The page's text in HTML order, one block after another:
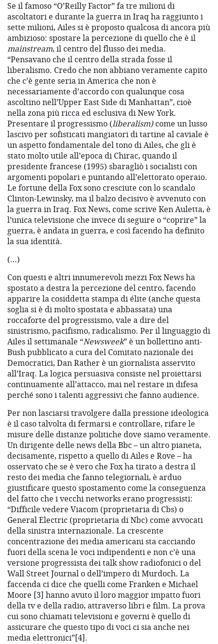
Se il famoso “O’Reilly Factor” fa tre milioni di
ascoltatori e durante la guerra in Iraq ha raggiunto i
sette milioni, Ailes si è proposto qualcosa di ancora più
ambizioso: spostare la percezione di quello che è il
mainstream, il centro del flusso dei media.
“Pensavano che il centro della strada fosse il
liberalismo. Credo che non abbiano veramente capito
che c’è gente seria in America che non è
necessariamente d’accordo con qualunque cosa
ascoltino nell’Upper East Side di Manhattan”, cioè
nella zona più ricca ed esclusiva di New York.
Presentare il progressismo (liberalism)come un lusso
lascivo per sofisticati mangiatori di tartine al caviale è
un aspetto fondamentale del tono di Ailes, che gli è
stato molto utile all’epoca di Chirac, quando il
presidente francese (1995) sbaragliò i socialisti con
argomenti popolari e puntando all’elettorato operaio.
Le fortune della Fox sono cresciute con lo scandalo
Clinton-Lewinsky, ma il balzo decisivo è avvenuto con
la guerra in Iraq. Fox News, come scrive Ken Auletta, è
l’unica televisione che invece di seguire o “coprire” la
guerra, è andata in guerra, e così facendo ha definito
la sua identità.
(…)
Con questi e altri innumerevoli mezzi Fox News ha
spostato a destra la percezione del centro, facendo
apparire la cosiddetta stampa di élite (anche questa
soglia si è di molto spostata e abbassata) una
roccaforte del progressismo, vale a dire del
sinistrismo, pacifismo, radicalismo. Per il linguaggio di
Ailes il settimanale “Newsweek” è un bollettino anti-
Bush pubblicato a cura del Comitato nazionale dei
Democratici, Dan Rather è un giornalista asservito
all’Iraq. La logica persuasiva consiste nel proiettarsi
continuamente all’attacco, mai nel restare in difesa
perché sono i talenti aggressivi che fanno audience.
Per non lasciarsi travolgere dalla pressione ideologica
è il caso talvolta di fermarsi e controllare, rifare le
misure delle distanze politiche dove siamo veramente.
Un dirigente delle news della Bbc – un altro pianeta,
decisamente, rispetto a quello di Ailes e Rove – ha
osservato che se è vero che Fox ha tirato a destra il
resto dei media che fanno telegiornali, è arduo
giustificare questo spostamento come la conseguenza
del fatto che i vecchi networks erano progressisti:
“Difficile vedere Viacom (proprietaria di Cbs) o
General Electric (proprietaria di Nbc) come avvocati
della sinistra internazionale. La crescente
concentrazione dei media americani sta cacciando
fuori della scena le voci indipendenti e non c’è una
versione progressista dei talk show radiofonici o del
Wall Street Journal o dell’impero di Murdoch. La
faccenda ci dice che quelli come Franken e Michael
Moore [3] hanno avuto il loro maggior impatto fuori
della tv e della radio, attraverso libri e film. La prova
cui sono chiamati televisioni e governi è quello di
assicurare che questo tipo di voci ci sia anche nei
media elettronici”[4].